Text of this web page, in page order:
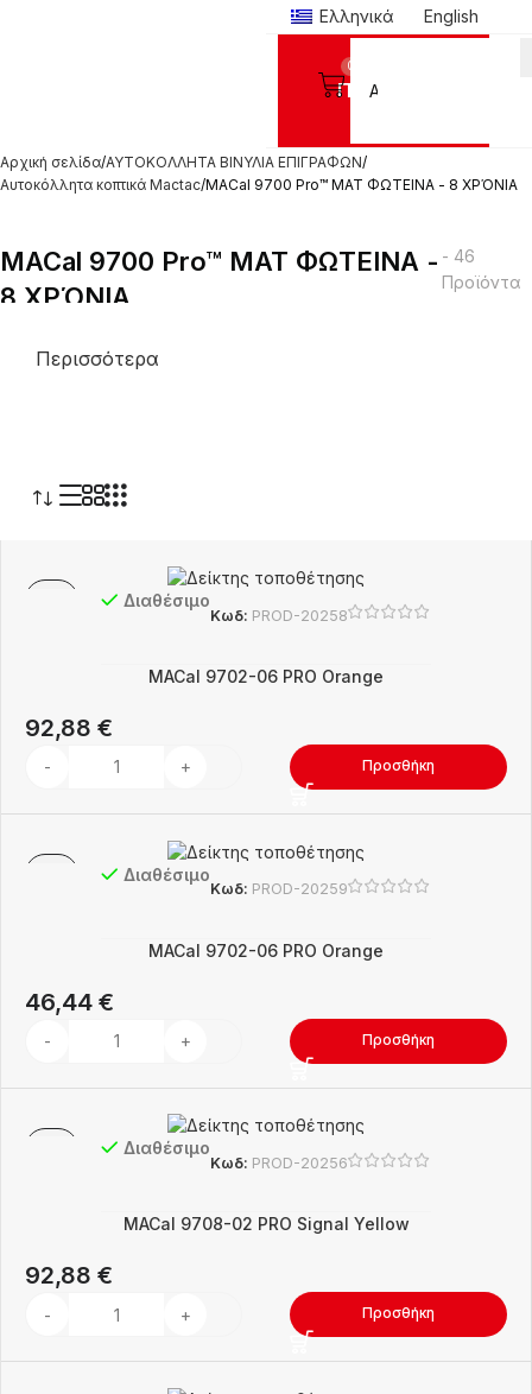
Ελληνικά English
Προϊόντα
0
Αρχική σελίδα ΑΥΤΟΚΟΛΛΗΤΑ ΒΙΝΥΛΙΑ ΕΠΙΓΡΑΦΩΝ
Αυτοκόλλητα κοπτικά Mactac MACal 9700 Pro™ MAT ΦΩΤΕΙΝΑ - 8 ΧΡΌΝΙΑ
MACal 9700 Pro™ MAT ΦΩΤΕΙΝΑ -
8 ΧΡΌΝΙΑ
- 46
Προϊόντα
Περισσότερα
Διαθέσιμο
Κωδ: PROD-20258
MACal 9702-06 PRO Orange
92,88 €
Προσθήκη
Διαθέσιμο
Κωδ: PROD-20259
MACal 9702-06 PRO Orange
46,44 €
Προσθήκη
Διαθέσιμο
Κωδ: PROD-20256
MACal 9708-02 PRO Signal Yellow
92,88 €
Προσθήκη